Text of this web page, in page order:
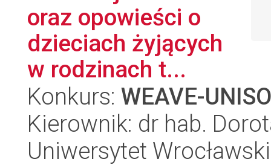
oraz opowieści o
dzieciach żyjących
w rodzinach t...
Konkurs: WEAVE-
Kierownik: dr hab.
Uniwersytet Wrocławski